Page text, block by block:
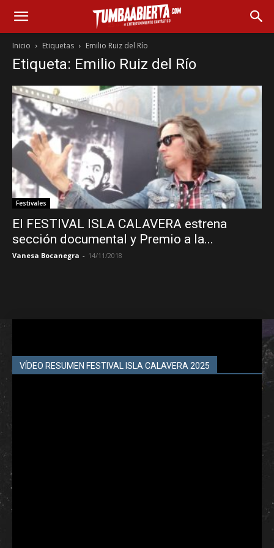
Inicio Etiquetas Emilio Ruiz del Río
Etiqueta: Emilio Ruiz del Río
Festivales
El FESTIVAL ISLA CALAVERA estrena
sección documental y Premio a la...
Vanesa Bocanegra - 14/11/2018
VÍDEO RESUMEN FESTIVAL ISLA CALAVERA 2025